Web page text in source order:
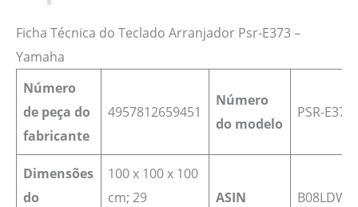
Ficha Técnica do Teclado Arranjador Psr-E373 –
Yamaha
Número
de peça do
fabricante
4957812659451
Número
do modelo
‎PSR-E373
Dimensões
do
100 x 100 x 100
cm; 29
ASIN